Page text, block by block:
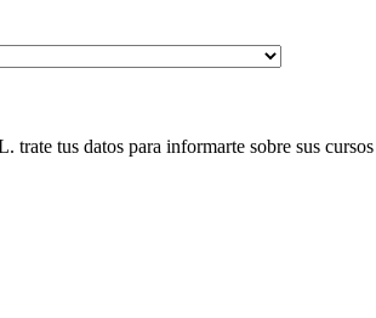
tus datos para informarte sobre sus